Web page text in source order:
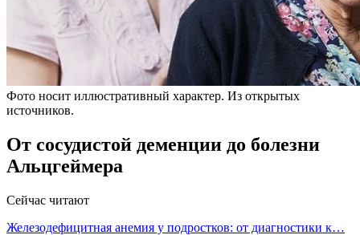
Фото носит иллюстративный характер. Из открытых
источников.
От сосудистой деменции до болезни
Альцгеймера
Сейчас читают
Железодефицитная анемия у подростков: от диагностики к…